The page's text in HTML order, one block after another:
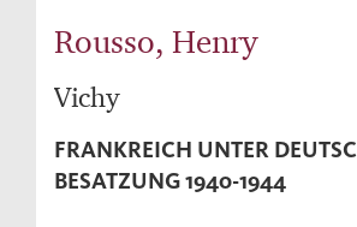
Rousso, Henry
Vichy
FRANKREICH UNTER
BESATZUNG 1940-1944